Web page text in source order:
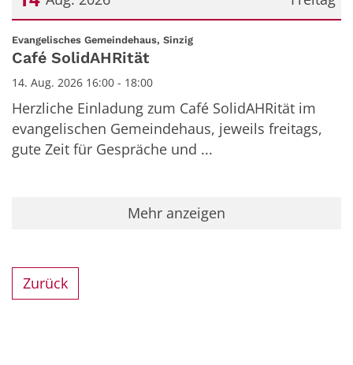
Datum: 14. August 2026
Evangelisches Gemeindehaus, Sinzig:
Café SolidAHRität
14. Aug. 2026 16:00 - 18:00
Herzliche Einladung zum Café SolidAHRität im
evangelischen Gemeindehaus, jeweils freitags,
gute Zeit für Gespräche und ...
Mehr anzeigen
Zurück